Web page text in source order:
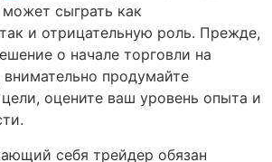
сыграть как
и отрицательную роль. Прежде,
о начале торговли на
продумайте
оцените ваш уровень опыта и
себя трейдер обязан